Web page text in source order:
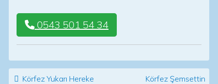
0543 501 54 34
Post navigation
Körfez Yukarı Hereke
Körfez Şemsettin